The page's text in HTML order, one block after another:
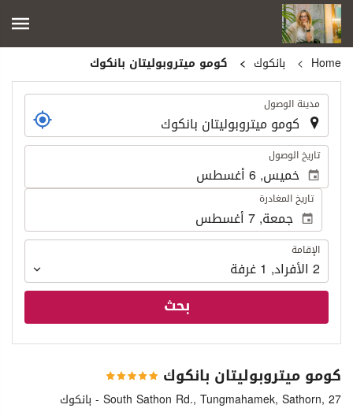
Home بانكوك
كومو ميتروبوليتان بانكوك
. مدينة الوصول
. تاريخ الوصول
تاريخ المغادرة
الإقامة
الإقامة
2 الأفراد,
1غرفة
بحث
كومو ميتروبوليتان بانكوك
South Sathon Rd., Tungmahamek, Sathorn, 27 - بانكوك